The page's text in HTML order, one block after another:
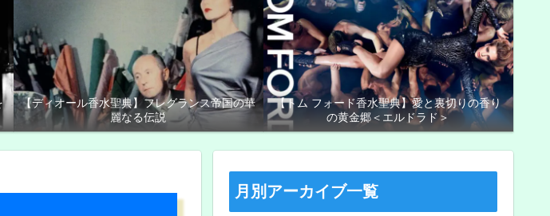
【ディオール香水聖典】フレグランス帝国の華
麗なる伝説
【トム フォード香水聖典】愛と裏切りの香り
の黄金郷＜エルドラド＞
月別アーカイブ一覧